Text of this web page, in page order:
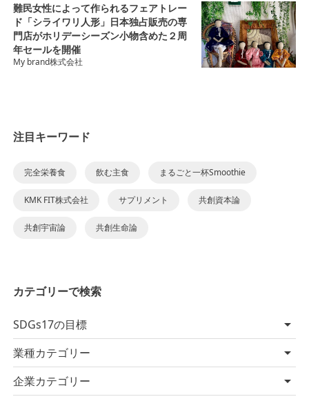
難民女性によって作られるフェアトレー
ド「シライワリ人形」日本独占販売の専
門店がホリデーシーズン小物含めた２周
年セールを開催
My brand株式会社
注目キーワード
完全栄養食 飲む主食 まるごと一杯Smoothie
KMK FIT株式会社 サプリメント 共創資本論
共創宇宙論 共創生命論
カテゴリーで検索
SDGs17の目標
業種カテゴリー
企業カテゴリー